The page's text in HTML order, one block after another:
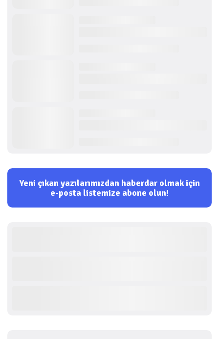
Yeni çıkan yazılarımızdan haberdar olmak için
e-posta listemize abone olun!